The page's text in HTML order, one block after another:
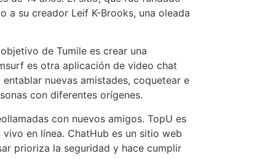
su creador Leif K-Brooks, una oleada
de Tumile es crear una
es otra aplicación de video chat
nuevas amistades, coquetear e
con diferentes orígenes.
con nuevos amigos. TopU es
en línea. ChatHub es un sitio web
prioriza la seguridad y hace cumplir